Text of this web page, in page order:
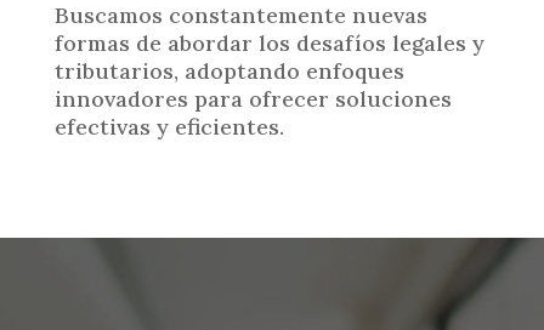
Buscamos constantemente nuevas
formas de abordar los desafíos legales y
tributarios, adoptando enfoques
innovadores para ofrecer soluciones
efectivas y eficientes.